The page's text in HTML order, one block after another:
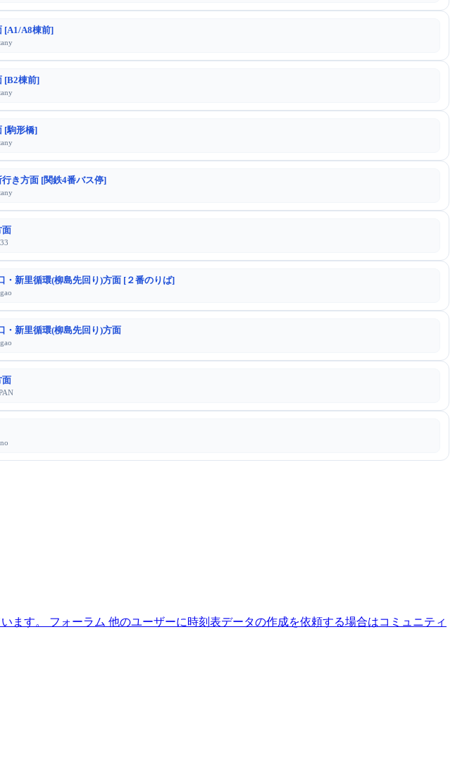
[A1/A8棟前]
[B2棟前]
[駒形橋]
き方面 [関鉄4番バス停]
面
・新里循環(柳島先回り)方面 [２番のりば]
・新里循環(柳島先回り)方面
面
ます。 フォーラム 他のユーザーに時刻表データの作成を依頼する場合はコミュニティ